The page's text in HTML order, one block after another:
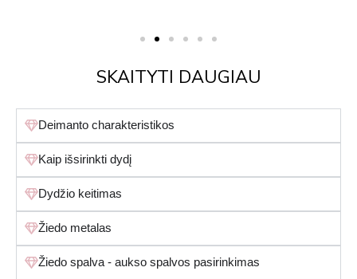
SKAITYTI DAUGIAU
Deimanto charakteristikos
Kaip išsirinkti dydį
Dydžio keitimas
Žiedo metalas
Žiedo spalva - aukso spalvos pasirinkimas